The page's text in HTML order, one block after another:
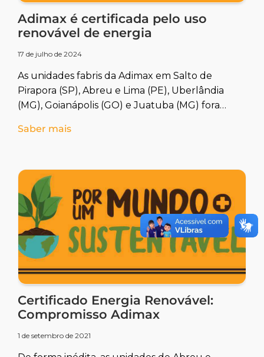
Adimax é certificada pelo uso
renovável de energia
17 de julho de 2024
As unidades fabris da Adimax em Salto de
Pirapora (SP), Abreu e Lima (PE), Uberlândia
(MG), Goianápolis (GO) e Juatuba (MG) foram
Saber mais
Certificado Energia Renovável:
Compromisso Adimax
1 de setembro de 2021